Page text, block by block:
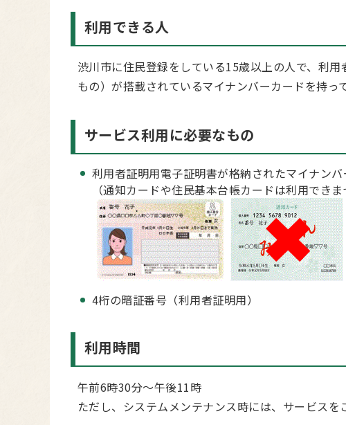
利用できる人
渋川市に住民登録をしている15歳以上の人で、利
もの）が搭載されているマイナンバーカードを持っ
サービス利用に必要なもの
利用者証明用電子証明書が格納されたマイナンバ
（通知カードや住民基本台帳カードは利用できま
4桁の暗証番号（利用者証明用）
利用時間
午前6時30分～午後11時
ただし、システムメンテナンス時には、サービスを